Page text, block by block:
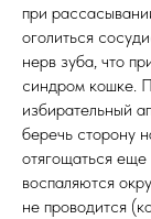
при
оголиться
нерв зуба, что
синдром кошке.
избирательный
беречь сторону
отягощаться еще
воспаляются
не проводится